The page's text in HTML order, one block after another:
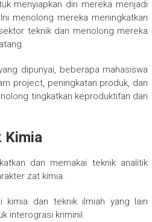
menyiapkan diri mereka menjadi
menolong mereka meningkatkan
teknik dan menolong mereka
dipunyai, beberapa mahasiswa
project, peningkatan produk, dan
tingkatkan keproduktifan dan
Kimia
dan memakai teknik analitik
zat kimia.
kimia dan teknik ilmiah yang lain
interograsi kriminil.